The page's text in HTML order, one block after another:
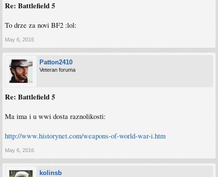
Re: Battlefield 5
To drze za novi BF2 :lol:
May 6, 2016
Patton2410
Veteran foruma
Re: Battlefield 5
Ma ima i u wwi dosta raznolikosti:
http://www.historynet.com/weapons-of-world-war-i.htm
May 6, 2016
kolinsb